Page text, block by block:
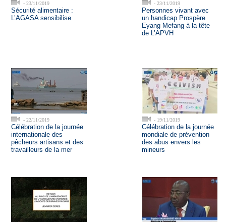
- 23/11/2019
Sécurité alimentaire :
L’AGASA sensibilise
- 23/11/2019
Personnes vivant avec
un handicap Prospère
Eyang Mefang à la tête
de L’APVH
- 22/11/2019
Célébration de la journée
internationale des
pêcheurs artisans et des
travailleurs de la mer
- 19/11/2019
Célébration de la journée
mondiale de prévention
des abus envers les
mineurs